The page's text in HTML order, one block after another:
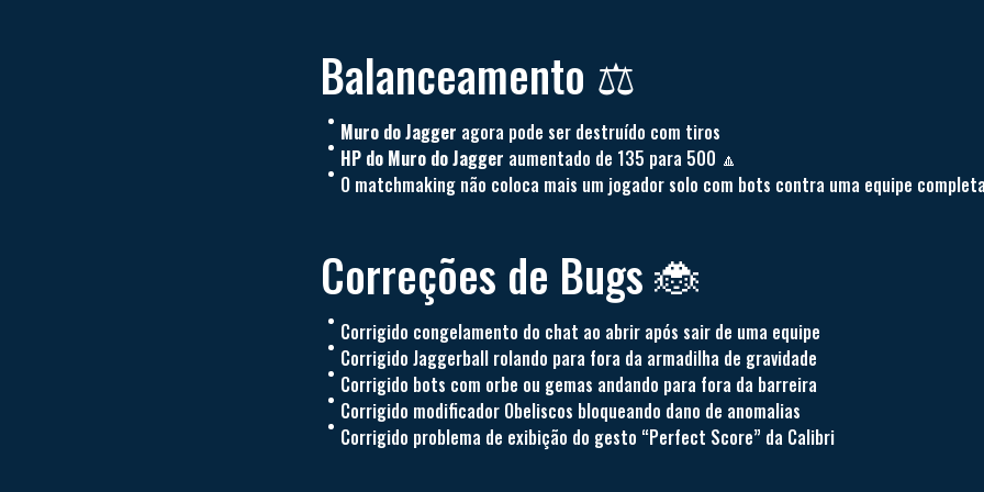
Balanceamento ⚖️
Muro do Jagger agora pode ser destruído com tiros
HP do Muro do Jagger aumentado de 135 para 500 🔼
O matchmaking não coloca mais um jogador solo com bots contra uma equipe
Correções de Bugs 🐞
Corrigido congelamento do chat ao abrir após sair de uma equipe
Corrigido Jaggerball rolando para fora da armadilha de gravidade
Corrigido bots com orbe ou gemas andando para fora da barreira
Corrigido modificador Obeliscos bloqueando dano de anomalias
Corrigido problema de exibição do gesto “Perfect Score” da Calibri